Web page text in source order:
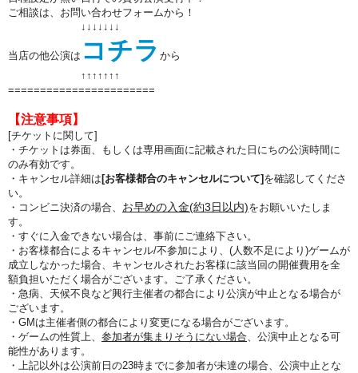
ご相談は、お問い合わせフォームから！
↓↓↓↓↓↓↓
当店の他公演は コチラ から
↑↑ ↑↑ ↑↑ ↑
=======================
【注意事項】
[チケットに関して]
・チケットは券面、もしくは専用画面に記載された日にちの公演時間に
のみ有効です。
・キャンセル詳細は [お客様都合のキャンセルについて] を確認してくださ
い。
・コンビニ決済の場合、 お早めの入金(約3日以内)をお願いいたしま
す。
・すぐに入金できない場合は、事前にご連絡下さい。
・お客様都合によるキャンセル/不参加により、(人数不足により)ゲームが
成立しなかった場合、キャンセルされたお客様に該当回の開催費用を全
額負担いただく場合がございます。ご了承ください。
・急病、天候不良など興行主催者の都合により公演が中止となる場合が
ございます。
・GMは主催者側の都合により変更になる場合がございます。
・ゲームの性質上、 参加者が集まりそうにない場合、公演中止となる可
能性があります。
・上記以外は公演前日の23時までに参加者が未達の場合、公演中止とな